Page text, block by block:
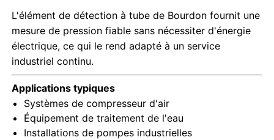
Manomètre utilitaire
Manomètre qui brille dans le noir
Types de manomètres
L'élément de détection à tube de Bourdon fournit une
mesure de pression fiable sans nécessiter d'énergie
électrique, ce qui le rend adapté à un service
industriel continu.
Applications typiques
Systèmes de compresseur d'air
Équipement de traitement de l'eau
Installations de pompes industrielles